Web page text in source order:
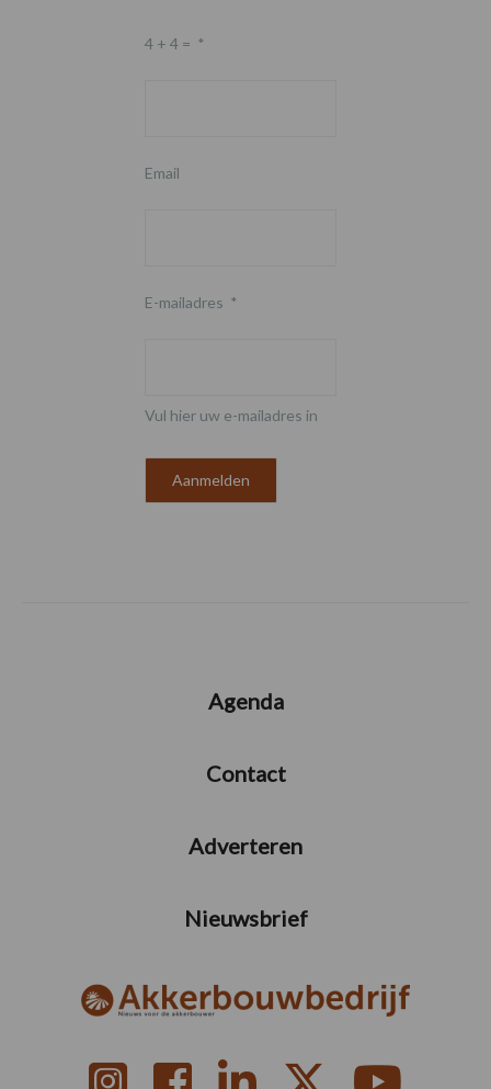
4 + 4 = *
Email
E-mailadres *
Vul hier uw e-mailadres in
Agenda
Contact
Adverteren
Nieuwsbrief